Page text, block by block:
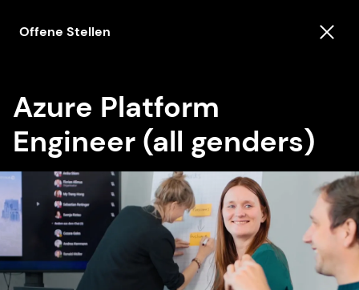
Offene Stellen
Azure Platform
Engineer (all genders)